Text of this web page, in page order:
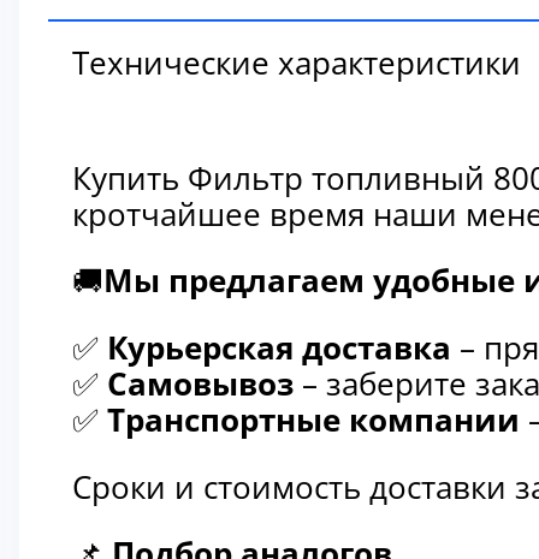
Технические характеристики
Купить Фильтр топливный
кротчайшее время наши
🚚Мы предлагаем удобные
✅ Курьерская доставка –
✅ Самовывоз – заберите
✅ Транспортные компании
Сроки и стоимость доставки